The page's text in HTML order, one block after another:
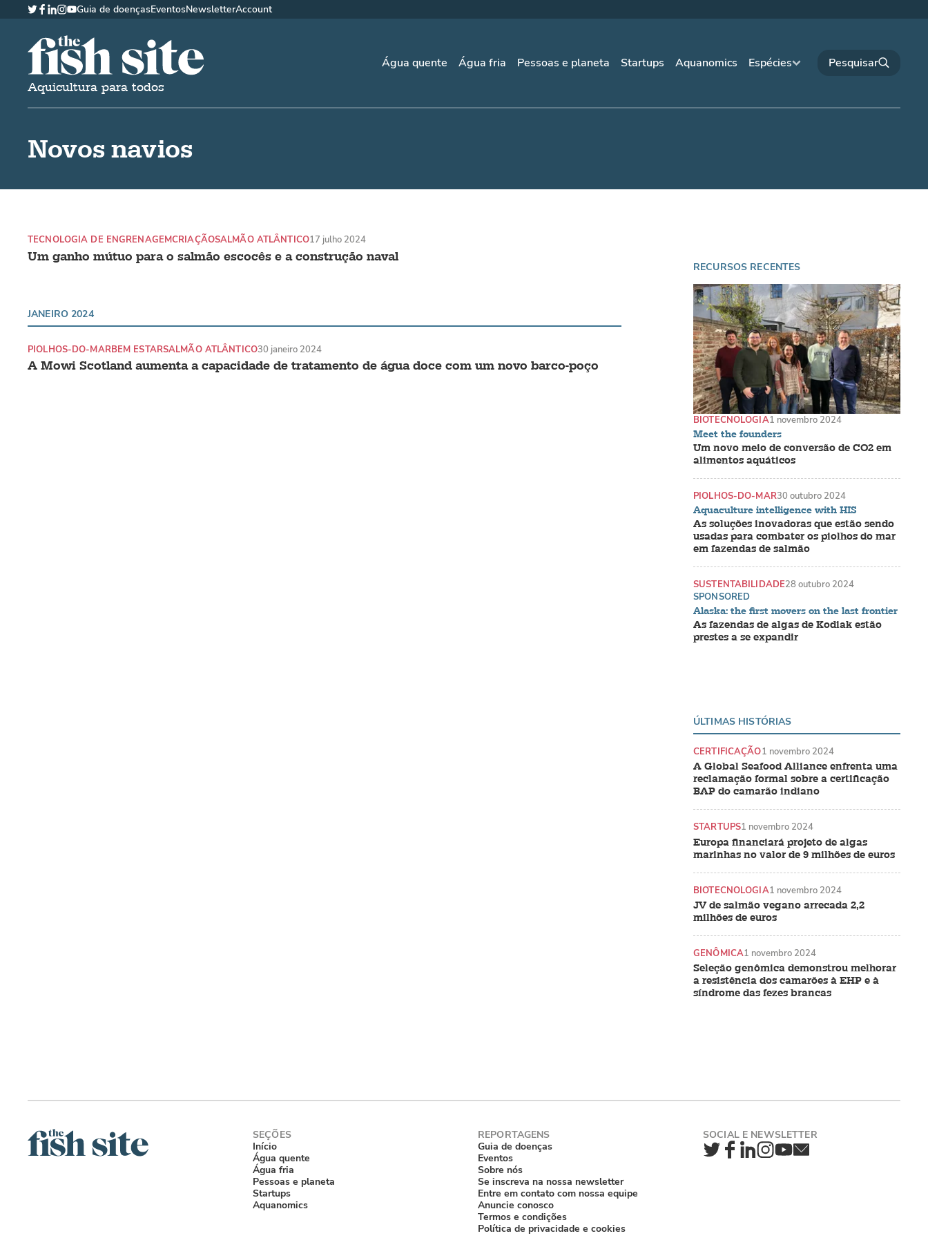
The Fish Site Brasil
Aquicultura para todos
Água quente Água fria Pessoas e planeta Startups Aquanomics Espécies
Twitter
Facebook
LinkedIn
Instagram
YouTube
Guia de doençasEventosNewsletterAccount
Novos navios
Um ganho mútuo para o salmão escocês e a construção naval
TECNOLOGIA DE ENGRENAGEMCRIAÇÃOSALMÃO ATLÂNTICO17 julho 2024
JANEIRO 2024
A Mowi Scotland aumenta a capacidade de tratamento de água doce com um novo barco-poço
PIOLHOS-DO-MARBEM ESTARSALMÃO ATLÂNTICO30 janeiro 2024
RECURSOS RECENTES
Meet the founders
Um novo meio de conversão de CO2 em
alimentos aquáticos
BIOTECNOLOGIA1 novembro 2024
Aquaculture intelligence with HIS
As soluções inovadoras que estão sendo
usadas para combater os piolhos do mar
em fazendas de salmão
PIOLHOS-DO-MAR30 outubro 2024
Alaska: the first movers on the last frontier
As fazendas de algas de Kodiak estão
prestes a se expandir
SUSTENTABILIDADE28 outubro 2024
SPONSORED
ÚLTIMAS HISTÓRIAS
A Global Seafood Alliance enfrenta uma
reclamação formal sobre a certificação
BAP do camarão indiano
CERTIFICAÇÃO1 novembro 2024
Europa financiará projeto de algas
marinhas no valor de 9 milhões de euros
STARTUPS1 novembro 2024
JV de salmão vegano arrecada 2,2
milhões de euros
BIOTECNOLOGIA1 novembro 2024
Seleção genômica demonstrou melhorar
a resistência dos camarões à EHP e à
síndrome das fezes brancas
GENÔMICA1 novembro 2024
Início
Água quente
Água fria
Pessoas e planeta
Startups
Aquanomics
Guia de doenças
Eventos
Sobre nós
Se inscreva na nossa newsletter
Entre em contato com nossa equipe
Anuncie conosco
Termos e condições
Política de privacidade e cookies
Twitter
Facebook
LinkedIn
Instagram
YouTube
Newsletter